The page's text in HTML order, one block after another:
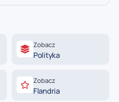
Zobacz
Polityka
Zobacz
Flandria